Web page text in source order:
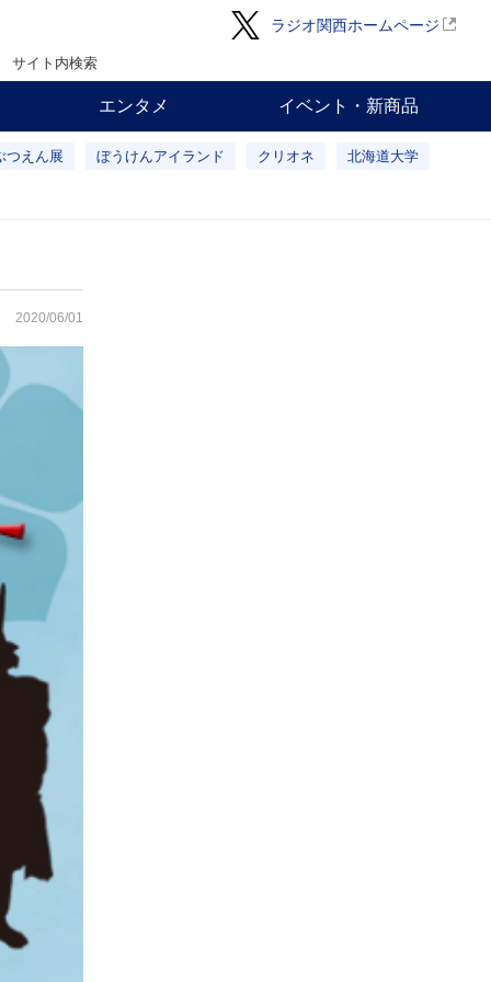
ラジオ関西ホームページ
サイト内検索
エンタメ イベント・新商品
つえん展 ぼうけんアイランド クリオネ 北海道大学
2020/06/01